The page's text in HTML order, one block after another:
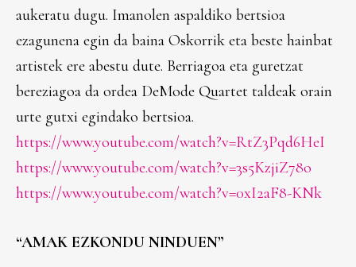
aukeratu dugu. Imanolen aspaldiko bertsioa
ezagunena egin da baina Oskorrik eta beste hainbat
artistek ere abestu dute. Berriagoa eta guretzat
bereziagoa da ordea DeMode Quartet taldeak orain
urte gutxi egindako bertsioa.
https://www.youtube.com/watch?v=RtZ3Pqd6HeI
https://www.youtube.com/watch?v=3s5KzjiZ78o
https://www.youtube.com/watch?v=0xI2aF8-KNk
“AMAK EZKONDU NINDUEN”